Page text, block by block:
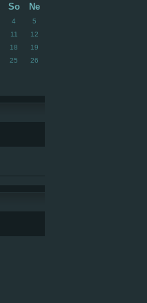
So Ne
4
5
11
12
18
19
25
26